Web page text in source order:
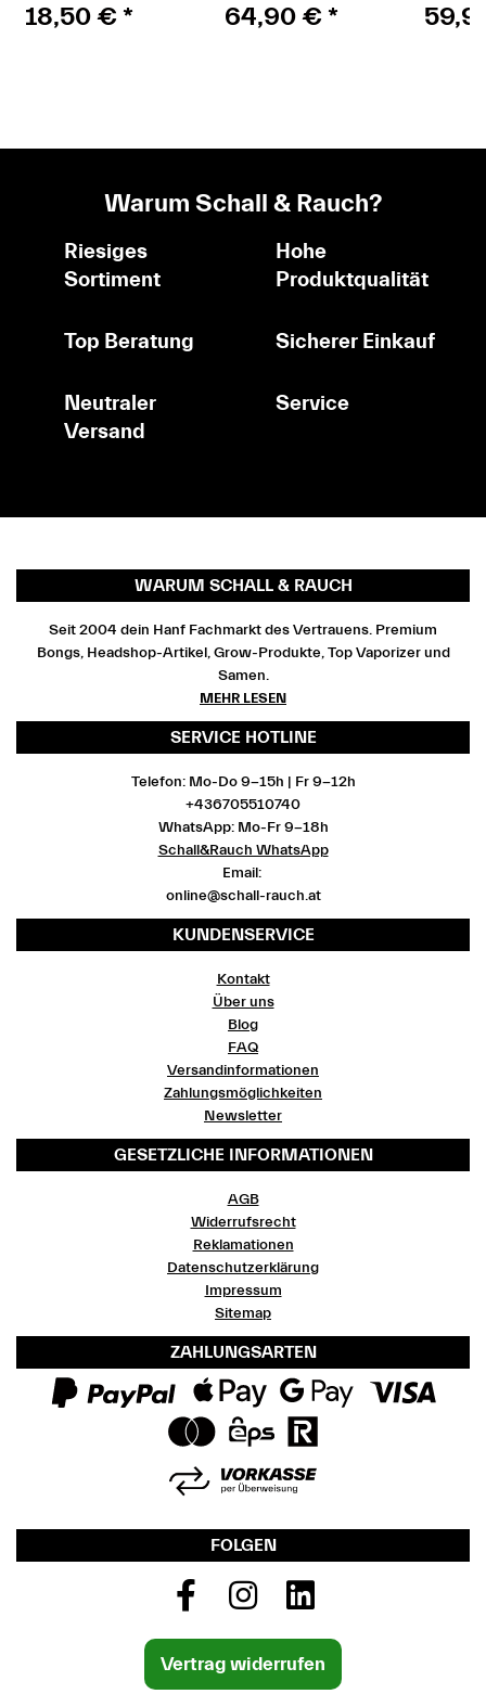
18,50 €* 64,90 €*
Warum Schall & Rauch?
Riesiges
Sortiment
Hohe
Produktqualität
Top Beratung Sicherer Einkauf
Neutraler
Versand
Service
WARUM SCHALL & RAUCH
Seit 2004 dein Hanf Fachmarkt des Vertrauens. Premium
Bongs, Headshop-Artikel, Grow-Produkte, Top Vaporizer und
Samen.
MEHR LESEN
SERVICE HOTLINE
Telefon: Mo-Do 9-15h | Fr 9-12h
+436705510740
WhatsApp: Mo-Fr 9-18h
Schall&Rauch WhatsApp
Email:
online@schall-rauch.at
KUNDENSERVICE
Kontakt
Über uns
Blog
FAQ
Versandinformationen
Zahlungsmöglichkeiten
Newsletter
GESETZLICHE INFORMATIONEN
AGB
Widerrufsrecht
Reklamationen
Datenschutzerklärung
Impressum
Sitemap
ZAHLUNGSARTEN
FOLGEN
Vertrag widerrufen